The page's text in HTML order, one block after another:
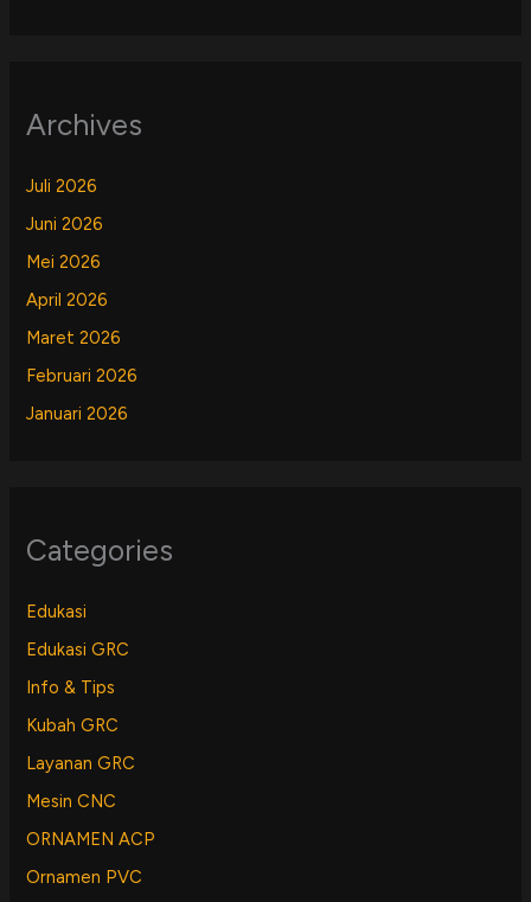
Archives
Juli 2026
Juni 2026
Mei 2026
April 2026
Maret 2026
Februari 2026
Januari 2026
Categories
Edukasi
Edukasi GRC
Info & Tips
Kubah GRC
Layanan GRC
Mesin CNC
ORNAMEN ACP
Ornamen PVC